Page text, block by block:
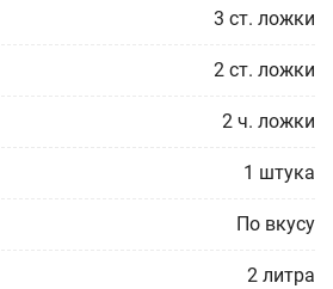
3 ст. ложки
2 ст. ложки
2 ч. ложки
1 штука
По вкусу
2 литра